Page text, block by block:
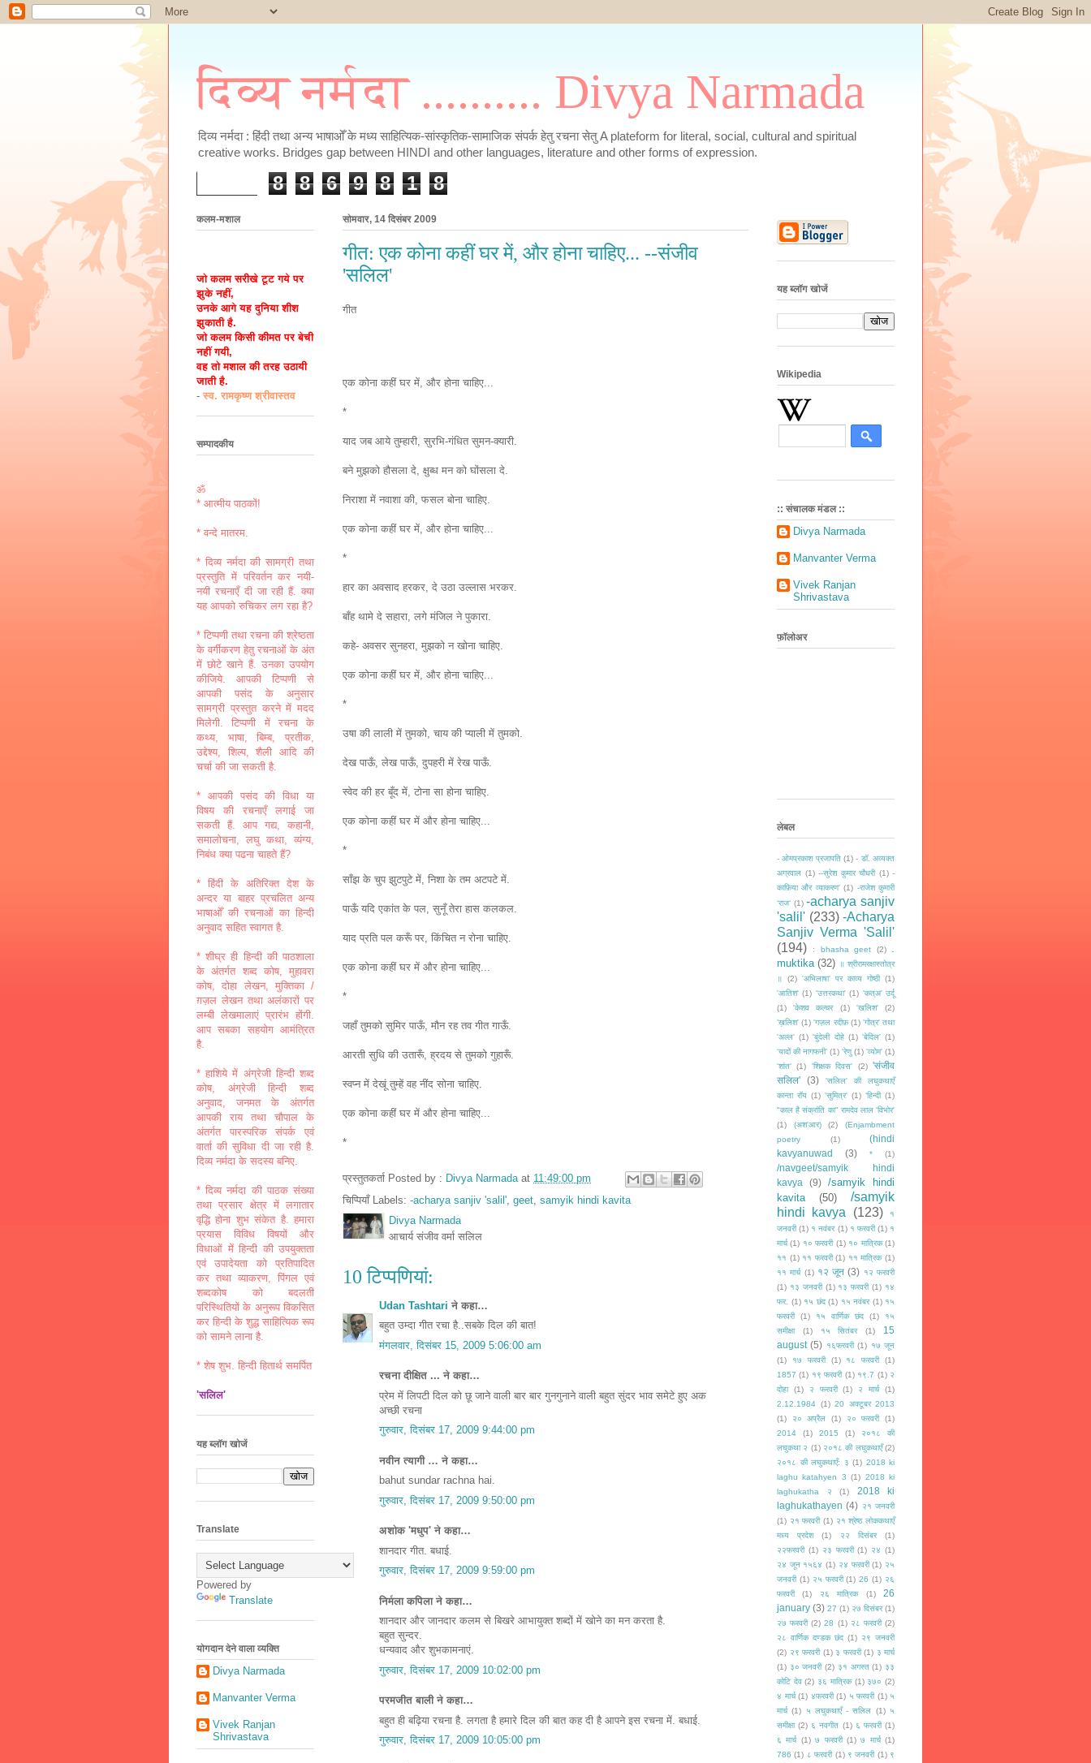
दिव्य नर्मदा .......... Divya Narmada
दिव्य नर्मदा : हिंदी तथा अन्य भाषाओँ के मध्य साहित्यिक-सांस्कृतिक-सामाजिक संपर्क हेतु रचना सेतु A plateform for literal, social, cultural and spiritual
creative works. Bridges gap between HINDI and other languages, literature and other forms of expression.
8 8 6 9 8 1 8
सोमवार, 14 दिसंबर 2009
गीत: एक कोना कहीं घर में, और होना चाहिए... --संजीव
'सलिल'
गीत
एक कोना कहीं घर में, और होना चाहिए...
*
याद जब आये तुम्हारी, सुरभि-गंधित सुमन-क्यारी.
बने मुझको हौसला दे, क्षुब्ध मन को घोंसला दे.
निराशा में नवाशा की, फसल बोना चाहिए.
एक कोना कहीं घर में, और होना चाहिए...
*
हार का अवसाद हरकर, दे उठा उल्लास भरकर.
बाँह थामे दे सहारा, लगे मंजिल ने पुकारा.
कहे- अवसर सुनहरा, मुझको न खोना चाहिए.
एक कोना कहीं घर में, और होना चाहिए...
*
उषा की लाली में तुमको, चाय की प्याली में तुमको.
देख पाऊँ, लेख पाऊँ, दुपहरी में रेख पाऊँ.
स्वेद की हर बूँद में, टोना सा होना चाहिए.
एक कोना कहीं घर में और होना चाहिए...
*
साँझ के चुप झुटपुटे में, निशा के तम अटपटे में.
पाऊँ यदि एकांत के पल, सुनूँ तेरा हास कलकल.
याद प्रति पल करूँ पर, किंचित न रोना चाहिए.
एक कोना कहीं घर में और होना चाहिए...
*
जहाँ तुमको सुमिर पाऊँ, मौन रह तव गीत गाऊँ.
आरती सुधि की उतारूँ, ह्रदय से तुमको गुहारूँ.
स्वप्न में देखूं तुम्हें वह नींद सोना चाहिए.
एक कोना कहीं घर में और होना चाहिए...
*
प्रस्तुतकर्ता Posted by : Divya Narmada at 11:49:00 pm
चिप्पियाँ Labels: -acharya sanjiv 'salil' geet samyik hindi kavita
Divya Narmada
आचार्य संजीव वर्मा सलिल
10 टिप्‍पणियां:
Udan Tashtari ने कहा…
बहुत उम्दा गीत रचा है..सबके दिल की बात!
मंगलवार, दिसंबर 15, 2009 5:06:00 am
रचना दीक्षित ... ने कहा…
प्रेम में लिपटी दिल को छू जाने वाली बार बार गुनगुनाने वाली बहुत सुंदर भाव समेटे हुए अक
अच्छी रचना
गुरुवार, दिसंबर 17, 2009 9:44:00 pm
नवीन त्यागी … ने कहा…
bahut sundar rachna hai.
गुरुवार, दिसंबर 17, 2009 9:50:00 pm
अशोक 'मधुप' ने कहा…
शानदार गीत. बधाई.
गुरुवार, दिसंबर 17, 2009 9:59:00 pm
निर्मला कपिला ने कहा…
शानदार और जानदार कलम से बिखरे आभायुक्त शब्दों में खोने का मन करता है.
बहुत सुन्दर.
धन्यवाद और शुभकामनाएं.
गुरुवार, दिसंबर 17, 2009 10:02:00 pm
परमजीत बाली ने कहा…
बहुत ही बढ़िया रचना है. लगता है हमारे दिल की बात कह दी है आपने इस रचना में. बधाई.
गुरुवार, दिसंबर 17, 2009 10:05:00 pm
कलम-मशाल
जो कलम सरीखे टूट गये पर
झुके नहीं,
उनके आगे यह दुनिया शीश
झुकाती है.
जो कलम किसी कीमत पर बेची
नहीं गयी,
वह तो मशाल की तरह उठायी
जाती है.
- स्व. रामकृष्ण श्रीवास्तव
सम्पादकीय
ॐ
* आत्मीय पाठकों!
* वन्दे मातरम.
* दिव्य नर्मदा की सामग्री तथा
प्रस्तुति में परिवर्तन कर नयी-
नयी रचनाएँ दी जा रही हैं. क्या
यह आपको रुचिकर लग रहा है?
* टिप्पणी तथा रचना की श्रेष्ठता
के वर्गीकरण हेतु रचनाओं के अंत
में छोटे खाने हैं. उनका उपयोग
कीजिये. आपकी टिप्पणी से
आपकी पसंद के अनुसार
सामग्री प्रस्तुत करने में मदद
मिलेगी. टिप्पणी में रचना के
कथ्य, भाषा, बिम्ब, प्रतीक,
उद्देश्य, शिल्प, शैली आदि की
चर्चा की जा सकती है.
* आपकी पसंद की विधा या
विषय की रचनाएँ लगाई जा
सकती हैं. आप गद्य, कहानी,
समालोचना, लघु कथा, व्यंग्य,
निबंध क्या पढना चाहते हैं?
* हिंदी के अतिरिक्त देश के
अन्दर या बाहर प्रचलित अन्य
भाषाओँ की रचनाओं का हिन्दी
अनुवाद सहित स्वागत है.
* शीघ्र ही हिन्दी की पाठशाला
के अंतर्गत शब्द कोष, मुहावरा
कोष, दोहा लेखन, मुक्तिका /
ग़ज़ल लेखन तथा अलंकारों पर
लम्बी लेखमालाएं प्रारंभ होंगी.
आप सबका सहयोग आमंत्रित
है.
* हाशिये में अंग्रेजी हिन्दी शब्द
कोष, अंग्रेजी हिन्दी शब्द
अनुवाद, जनमत के अंतर्गत
आपकी राय तथा चौपाल के
अंतर्गत पारस्परिक संपर्क एवं
वार्ता की सुविधा दी जा रही है.
दिव्य नर्मदा के सदस्य बनिए.
* दिव्य नर्मदा की पाठक संख्या
तथा प्रसार क्षेत्र में लगातार
वृद्धि होना शुभ संकेत है. हमारा
प्रयास विविध विषयों और
विधाओं में हिन्दी की उपयुक्तता
एवं उपादेयता को प्रतिपादित
कर तथा व्याकरण, पिंगल एवं
शब्दकोष को बदलती
परिस्थितियों के अनुरूप विकसित
कर हिन्दी के शुद्ध साहित्यिक रूप
को सामने लाना है.
* शेष शुभ. हिन्दी हितार्थ समर्पित
'सलिल'
यह ब्लॉग खोजें
Translate
Powered by
Translate
योगदान देने वाला व्यक्ति
Divya Narmada
Manvanter Verma
Vivek Ranjan
Shrivastava
यह ब्लॉग खोजें
Wikipedia
:: संचालक मंडल ::
Divya Narmada
Manvanter Verma
Vivek Ranjan
Shrivastava
फ़ॉलोअर
लेबल
- ओमप्रकाश प्रजापति (1) - डॉ. अव्यक्त
अग्रवाल (1) --सुरेश कुमार चौधरी (1) -
काफ़िया और व्याकरण' (1) -राजेश कुमारी
‘राज‘ (1) -acharya sanjiv
'salil' (233) -Acharya
Sanjiv Verma 'Salil'
(194)
: bhasha geet (2)
muktika (32)
॥ श्रीरामरक्षास्तोत्र
॥
(2) 'अभिलाषा' पर काव्य गोष्ठी (1)
'आतिश' (1) 'उत्तरकथा' (1) 'कत्अ' उर्दू
(1)
'केशव कल्चर (1) 'खलिश'
(2)
’ख़लिश' (1) 'गज़ल रदीफ़ (1) 'गोत्र' तथा
'अल्ल' (1) 'बुंदेली दोहे (1) 'बेदिल' (1)
‘यादों की नागफनी’ (1) 'रेणु (1) 'व्योम' (1)
'शांत' (1) 'शिक्षक दिवस' (2) 'संजीव
सलिल'
(3)
'सलिल' की लघुकथाएँ
कान्ता रॉय (1) 'सुमित्र' (1) ‘हिन्दी (1)
"काल है संक्रांति का" रामदेव लाल 'विभोर'
(1)
(अश'आर) (2)
(Enjambment
poetry
(1)
(hindi
kavyanuwad
(3) * (1)
/navgeet/samyik hindi
kavya
(9)
/samyik hindi
kavita
(50)
/samyik
hindi kavya
(123)
१
जनवरी (1) १ नवंबर (1) १ फरवरी (1) १
मार्च (1) १० फरवरी (1) १० मात्रिक (1)
११ (1) ११ फरवरी (1) ११ मात्रिक (1)
११ मार्च (1) १२ जून (3) १२ फरवरी
(1) १३ जनवरी (1) १३ फरवरी (1) १४
फर. (1) १५ छंद (1) १५ नवंबर (1) १५
फरवरी
(1) १५ वार्णिक छंद (1)
१५
समीक्षा
(1) १५ सितंबर (1)
15
august (5) १६फरवरी (1) १७ जून
(1)
१७ फरवरी (1) १८ फरवरी
(1)
1857 (1) १९ फरवरी (1) १९.7 (1) २
दोहा
(1) २ फरवरी (1) २ मार्च
(1)
2.12.1984 (1) 20 अक्टूबर 2013
(1)
२० अप्रैल (1) २० फरवरी
(1)
2014
(1) 2015 (1)
२०१८ की
लघुकथा २ (1) २०१८ की लघुकथाएँ (2)
२०१८ की लघुकथाएँ: ३ (1) 2018 ki
laghu katahyen 3 (1) 2018 ki
laghukatha २
(1)
2018 ki
laghukathayen (4) २१ जनवरी
(1) २१ फरवरी (1) २१ श्रेष्ठ लोककथाएँ
मध्य प्रदेश
(1) २२ दिसंबर
(1)
२२फरवरी (1) २३ फरवरी (1) २४ (1)
२४ जून १५६४ (1) २४ फरवरी (1) २५
जनवरी (1) २५ फरवरी (1) 26 (1) २६
फरवरी
(1) २६ मात्रिक (1)
26
january (3) 27 (1) २७ दिसंबर (1)
२७ फरवरी (2) 28 (1) २८ फरवरी (2)
२८ वार्णिक दण्डक छंद (1) २९ जनवरी
(2) २९ फरवरी (1) ३ फरवरी (1) ३ मार्च
(1) ३० जनवरी (2) ३१ अगस्त (1) ३३
कोटि देव (2) ३६ मात्रिक (1) ३७० (2)
४ मार्च (1) ४फरवरी (1) ५ फरवरी (1) ५
मार्च (1) ५ लघुकथाएँ - सलिल (1) ५
समीक्षा (2) ६ नवगीत (1) ६ फरवरी (1)
६ मार्च (1) ७ फरवरी (1) ७ मार्च (1)
786 (1) ८ फरवरी (1) ९ जनवरी (1) ९